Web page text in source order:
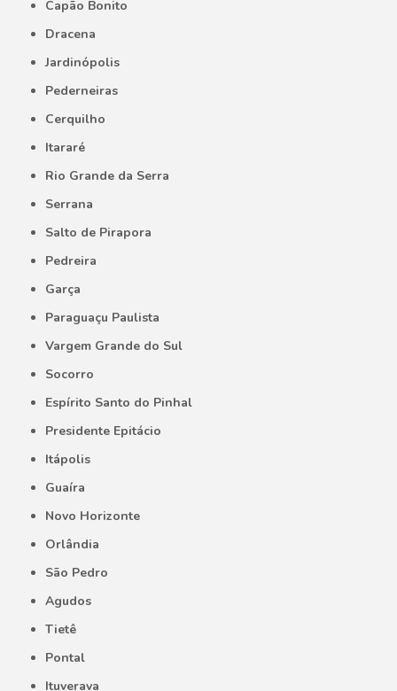
Capão Bonito
Dracena
Jardinópolis
Pederneiras
Cerquilho
Itararé
Rio Grande da Serra
Serrana
Salto de Pirapora
Pedreira
Garça
Paraguaçu Paulista
Vargem Grande do Sul
Socorro
Espírito Santo do Pinhal
Presidente Epitácio
Itápolis
Guaíra
Novo Horizonte
Orlândia
São Pedro
Agudos
Tietê
Pontal
Ituverava